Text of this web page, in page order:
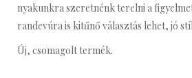
nyakunkra szeretnénk terelni a
randevúra is kitűnő választás lehet, jó
Új, csomagolt termék.